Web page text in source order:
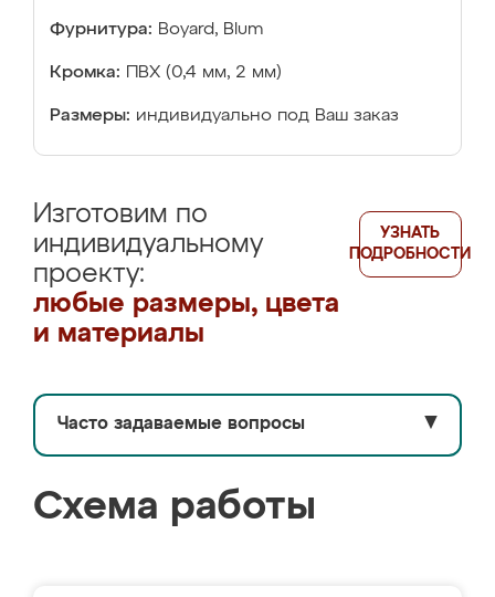
Фурнитура: Boyard, Blum
Кромка: ПВХ (0,4 мм, 2 мм)
Размеры: индивидуально под Ваш заказ
Изготовим по
индивидуальному
проекту:
любые размеры, цвета
и материалы
УЗНАТЬ
ПОДРОБНОСТИ
Часто задаваемые вопросы ▼
Схема работы